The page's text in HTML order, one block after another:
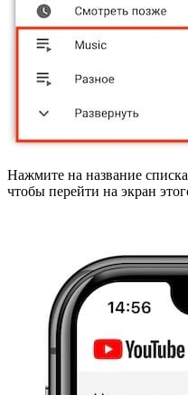
Нажмите на название
чтобы перейти на экран